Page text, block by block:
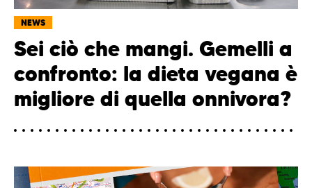
NEWS
Sei ciò che mangi. Gemelli a
confronto: la dieta vegana è
migliore di quella onnivora?